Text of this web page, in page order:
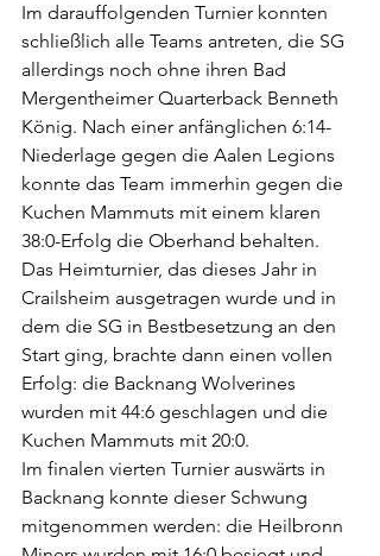
Im darauffolgenden Turnier konnten
schließlich alle Teams antreten, die SG
allerdings noch ohne ihren Bad
Mergentheimer Quarterback Benneth
König. Nach einer anfänglichen 6:14-
Niederlage gegen die Aalen Legions
konnte das Team immerhin gegen die
Kuchen Mammuts mit einem klaren
38:0-Erfolg die Oberhand behalten.
Das Heimturnier, das dieses Jahr in
Crailsheim ausgetragen wurde und in
dem die SG in Bestbesetzung an den
Start ging, brachte dann einen vollen
Erfolg: die Backnang Wolverines
wurden mit 44:6 geschlagen und die
Kuchen Mammuts mit 20:0.
Im finalen vierten Turnier auswärts in
Backnang konnte dieser Schwung
mitgenommen werden: die Heilbronn